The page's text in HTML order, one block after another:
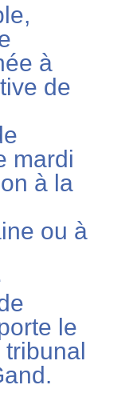
à
de
mardi
à la
ou à
le